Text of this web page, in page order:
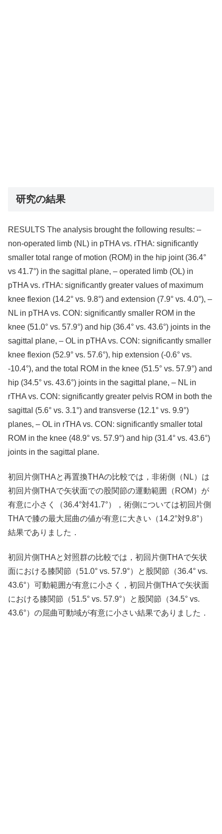
研究の結果
RESULTS The analysis brought the following results: –
non-operated limb (NL) in pTHA vs. rTHA: significantly
smaller total range of motion (ROM) in the hip joint (36.4°
vs 41.7°) in the sagittal plane, – operated limb (OL) in
pTHA vs. rTHA: significantly greater values of maximum
knee flexion (14.2° vs. 9.8°) and extension (7.9° vs. 4.0°), –
NL in pTHA vs. CON: significantly smaller ROM in the
knee (51.0° vs. 57.9°) and hip (36.4° vs. 43.6°) joints in the
sagittal plane, – OL in pTHA vs. CON: significantly smaller
knee flexion (52.9° vs. 57.6°), hip extension (-0.6° vs.
-10.4°), and the total ROM in the knee (51.5° vs. 57.9°) and
hip (34.5° vs. 43.6°) joints in the sagittal plane, – NL in
rTHA vs. CON: significantly greater pelvis ROM in both the
sagittal (5.6° vs. 3.1°) and transverse (12.1° vs. 9.9°)
planes, – OL in rTHA vs. CON: significantly smaller total
ROM in the knee (48.9° vs. 57.9°) and hip (31.4° vs. 43.6°)
joints in the sagittal plane.
初回片側THAと再置換THAの比較では，非術側（NL）は
初回片側THAで矢状面での股関節の運動範囲（ROM）が
有意に小さく（36.4°対41.7°），術側については初回片側
THAで膝の最大屈曲の値が有意に大きい（14.2°対9.8°）
結果でありました．
初回片側THAと対照群の比較では，初回片側THAで矢状
面における膝関節（51.0° vs. 57.9°）と股関節（36.4° vs.
43.6°）可動範囲が有意に小さく，初回片側THAで矢状面
における膝関節（51.5° vs. 57.9°）と股関節（34.5° vs.
43.6°）の屈曲可動域が有意に小さい結果でありました．